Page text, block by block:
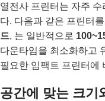
열전사 프린터는 자주
다. 다음과 같은 프린터
드, 는 일반적으로
다운타임을 최소화하고
필요한 임팩트 프린터에
공간에 맞는 크기